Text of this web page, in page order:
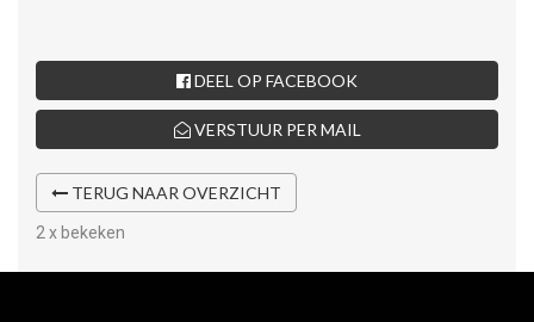
DEEL OP FACEBOOK
VERSTUUR PER MAIL
TERUG NAAR OVERZICHT
2 x bekeken